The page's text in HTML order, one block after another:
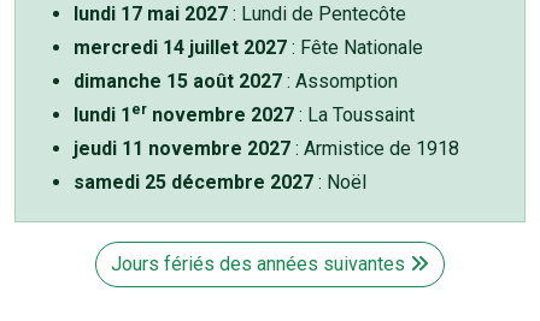
lundi 17 mai 2027 : Lundi de Pentecôte
mercredi 14 juillet 2027 : Fête Nationale
dimanche 15 août 2027 : Assomption
lundi 1 er novembre 2027 : La Toussaint
jeudi 11 novembre 2027 : Armistice de 1918
samedi 25 décembre 2027 : Noël
Jours fériés des années suivantes